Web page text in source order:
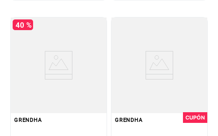
40 %
GRENDHA GRENDHA